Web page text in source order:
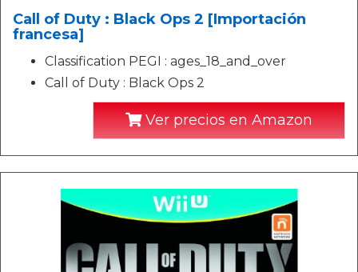
Call of Duty : Black Ops 2 [Importación
francesa]
Classification PEGI : ages_18_and_over
Call of Duty : Black Ops 2
Ver precios en Amazon